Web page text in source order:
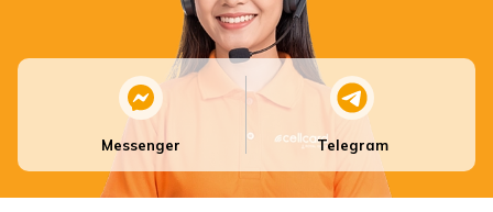
Messenger Telegram